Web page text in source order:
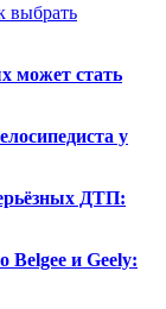
выбрать
может стать
у
ДТП:
Belgee и Geely: